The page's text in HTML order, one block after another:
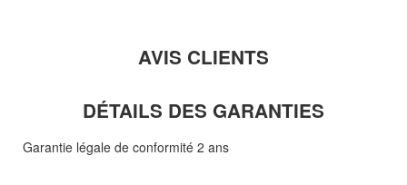
AVIS CLIENTS
DÉTAILS DES GARANTIES
Garantie légale de conformité 2 ans